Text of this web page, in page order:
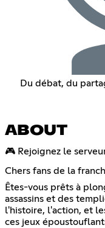
Du débat, du
ABOUT
🎮 Rejoignez le
Chers fans de la
Êtes-vous prêts à
assassins et des
l'histoire, l'action, et
ces jeux